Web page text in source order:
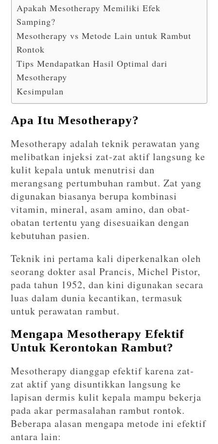
Apakah Mesotherapy Memiliki Efek
Samping?
Mesotherapy vs Metode Lain untuk Rambut
Rontok
Tips Mendapatkan Hasil Optimal dari
Mesotherapy
Kesimpulan
Apa Itu Mesotherapy?
Mesotherapy adalah teknik perawatan yang
melibatkan injeksi zat-zat aktif langsung ke
kulit kepala untuk menutrisi dan
merangsang pertumbuhan rambut. Zat yang
digunakan biasanya berupa kombinasi
vitamin, mineral, asam amino, dan obat-
obatan tertentu yang disesuaikan dengan
kebutuhan pasien.
Teknik ini pertama kali diperkenalkan oleh
seorang dokter asal Prancis, Michel Pistor,
pada tahun 1952, dan kini digunakan secara
luas dalam dunia kecantikan, termasuk
untuk perawatan rambut.
Mengapa Mesotherapy Efektif
Untuk Kerontokan Rambut?
Mesotherapy dianggap efektif karena zat-
zat aktif yang disuntikkan langsung ke
lapisan dermis kulit kepala mampu bekerja
pada akar permasalahan rambut rontok.
Beberapa alasan mengapa metode ini efektif
antara lain: